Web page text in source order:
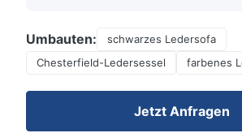
Umbauten:
schwarzes Ledersofa
Chesterfield-Ledersessel
farbenes
Jetzt Anfragen